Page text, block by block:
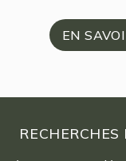
EN
RECHERCHES